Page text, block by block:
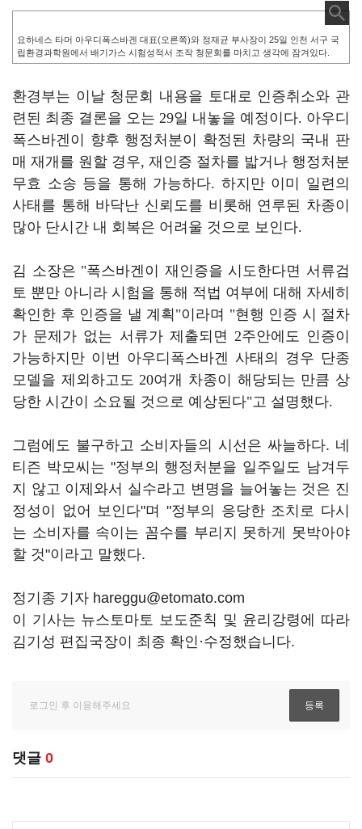
요하네스 타머 아우디폭스바겐 대표(오른쪽)와 정재균 부사장이 25일 인천 서구 국
립환경과학원에서 배기가스 시험성적서 조작 청문회를 마치고 생각에 잠겨있다.
환경부는 이날 청문회 내용을 토대로 인증취소와 관
련된 최종 결론을 오는 29일 내놓을 예정이다. 아우디
폭스바겐이 향후 행정처분이 확정된 차량의 국내 판
매 재개를 원할 경우, 재인증 절차를 밟거나 행정처분
무효 소송 등을 통해 가능하다. 하지만 이미 일련의
사태를 통해 바닥난 신뢰도를 비롯해 연루된 차종이
많아 단시간 내 회복은 어려울 것으로 보인다.
김 소장은 "폭스바겐이 재인증을 시도한다면 서류검
토 뿐만 아니라 시험을 통해 적법 여부에 대해 자세히
확인한 후 인증을 낼 계획 "이라며 "현행 인증 시 절차
가 문제가 없는 서류가 제출되면 2주안에도 인증이
가능하지만 이번 아우디폭스바겐 사태의 경우 단종
모델을 제외하고도20여개 차종이 해당되는 만큼 상
당한 시간이 소요될 것으로 예상된다"고 설명했다.
그럼에도 불구하고 소비자들의 시선은 싸늘하다. 네
티즌 박모씨는 "정부의 행정처분을 일주일도 남겨두
지 않고 이제와서 실수라고 변명을 늘어놓는 것은 진
정성이 없어 보인다"며 "정부의 응당한 조치로 다시
는 소비자를 속이는 꼼수를 부리지 못하게 못박아야
할 것"이라고 말했다.
정기종 기자 hareggu@etomato.com
이 기사는 뉴스토마토 보도준칙 및 윤리강령에 따라
김기성 편집국장이 최종 확인·수정했습니다.
댓글 0